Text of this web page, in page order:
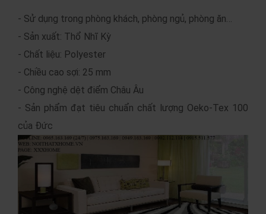
- Sử dụng trong phòng khách, phòng ngủ, phòng ăn…
- Sản xuất: Thổ Nhĩ Kỳ
- Chất liệu: Polyester
- Chiều cao sợi: 25 mm
- Công nghệ dệt điểm Châu Âu
- Sản phẩm đạt tiêu chuẩn chất lượng Oeko-Tex 100
của Đức